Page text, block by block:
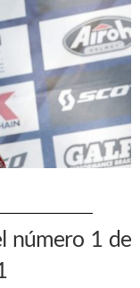
número 1 de